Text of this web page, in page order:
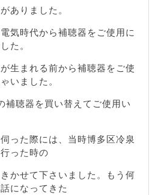
ありました。
気時代から補聴器をご使用に
た。
生まれる前から補聴器をご使
いました。
補聴器を買い替えてご使用い
った際には、当時博多区冷泉
った時の
かせて下さいました。もう何
になってきた